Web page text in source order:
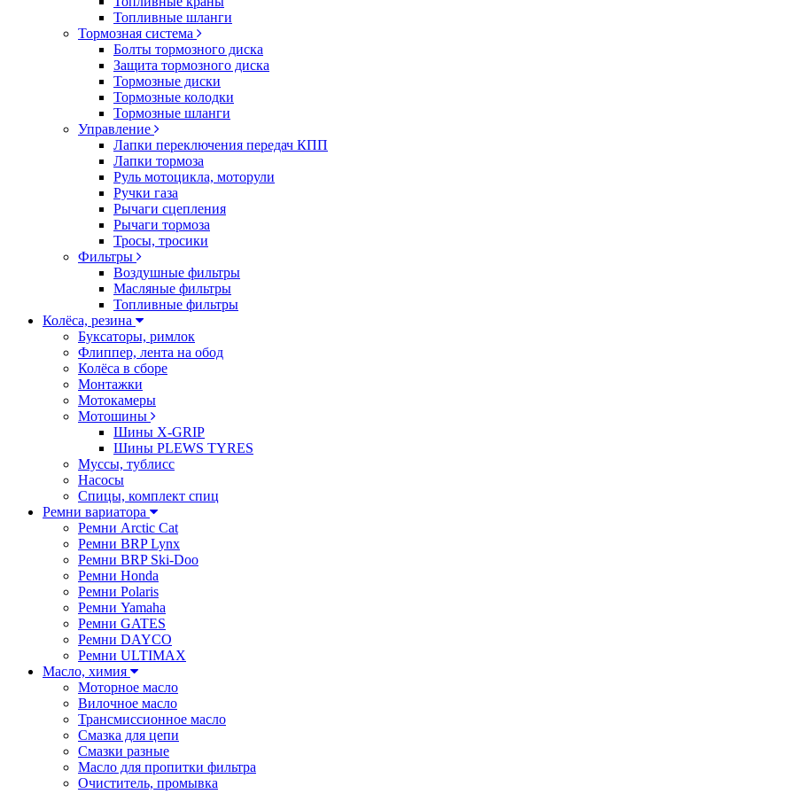
Топливные шланги
Тормозная система
Болты тормозного диска
Защита тормозного диска
Тормозные диски
Тормозные колодки
Тормозные шланги
Управление
Лапки переключения передач КПП
Лапки тормоза
Руль мотоцикла, моторули
Ручки газа
Рычаги сцепления
Рычаги тормоза
Тросы, тросики
Фильтры
Воздушные фильтры
Масляные фильтры
Топливные фильтры
Колёса, резина
Буксаторы, римлок
Флиппер, лента на обод
Колёса в сборе
Монтажки
Мотокамеры
Мотошины
Шины X-GRIP
Шины PLEWS TYRES
Муссы, тублисс
Насосы
Спицы, комплект спиц
Ремни вариатора
Ремни Arctic Cat
Ремни BRP Lynx
Ремни BRP Ski-Doo
Ремни Honda
Ремни Polaris
Ремни Yamaha
Ремни GATES
Ремни DAYCO
Ремни ULTIMAX
Масло, химия
Моторное масло
Вилочное масло
Трансмиссионное масло
Смазка для цепи
Смазки разные
Масло для пропитки фильтра
Очиститель, промывка